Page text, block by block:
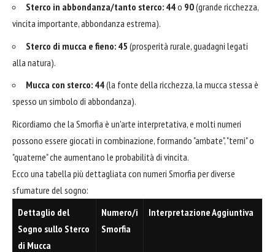
Sterco in abbondanza/tanto sterco: 44o 90(grande ricchezza,
vincita importante, abbondanza estrema).
Sterco di mucca e fieno: 45 (prosperità rurale, guadagni legati
alla natura).
Mucca con sterco: 44(la fonte della ricchezza, la mucca stessa è
spesso un simbolo di abbondanza).
Ricordiamo che la Smorfia è un'arte interpretativa, e molti numeri
possono essere giocati in combinazione, formando "ambate", "terni" o
"quaterne" che aumentano le probabilità di vincita.
Ecco una tabella più dettagliata con numeri Smorfia per diverse
sfumature del sogno:
Dettaglio del
Sogno sullo Sterco
di Mucca
Numero/i
Smorfia
Interpretazione Aggiuntiva